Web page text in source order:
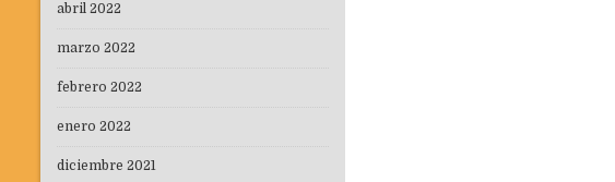
abril 2022
marzo 2022
febrero 2022
enero 2022
diciembre 2021